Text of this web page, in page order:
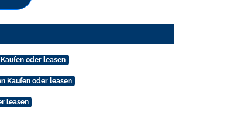
oder leasen
Kaufen oder leasen
leasen